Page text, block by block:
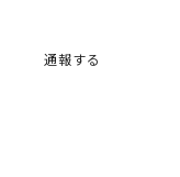
通報する